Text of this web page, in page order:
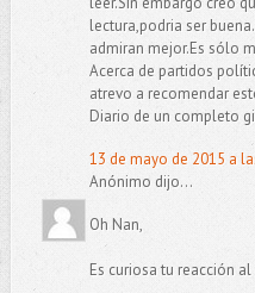
lectura,podria ser
admiran mejor.Es sólo
Acerca de partidos
atrevo a recomendar
Diario de un completo
13 de mayo de 2015 a
Anónimo dijo...
Oh Nan,
Es curiosa tu reacción